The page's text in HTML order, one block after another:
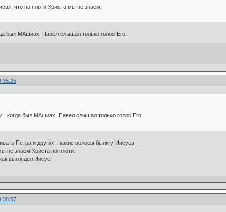
что по плоти Христа мы не знаем.
был МАшиах. Павел слышал только голос Его.
когда был МАшиах. Павел слышал только голос Его.
Петра и других - какие волосы были у Иисуса.
не знаем Христа по плоти.
выглядел Иисус.